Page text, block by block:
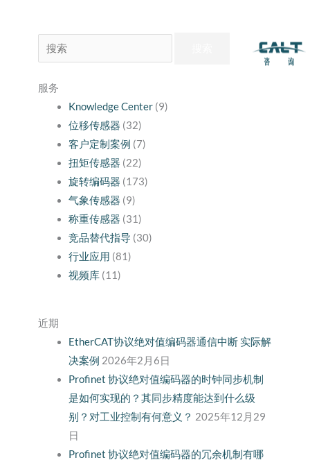
索：
服务
Knowledge Center(9)
位移传感器 (32)
客户定制案例 (7)
扭矩传感器 (22)
旋转编码器 (173)
气象传感器 (9)
称重传感器 (31)
竞品替代指导 (30)
行业应用 (81)
视频库(11)
近期
EtherCAT协议绝对值编码器通信中断 实际解
决案例 2026年2月6日
Profinet 协议绝对值编码器的时钟同步机制
是如何实现的？其同步精度能达到什么级
别？对工业控制有何意义？ 2025年12月29
日
Profinet 协议绝对值编码器的冗余机制有哪